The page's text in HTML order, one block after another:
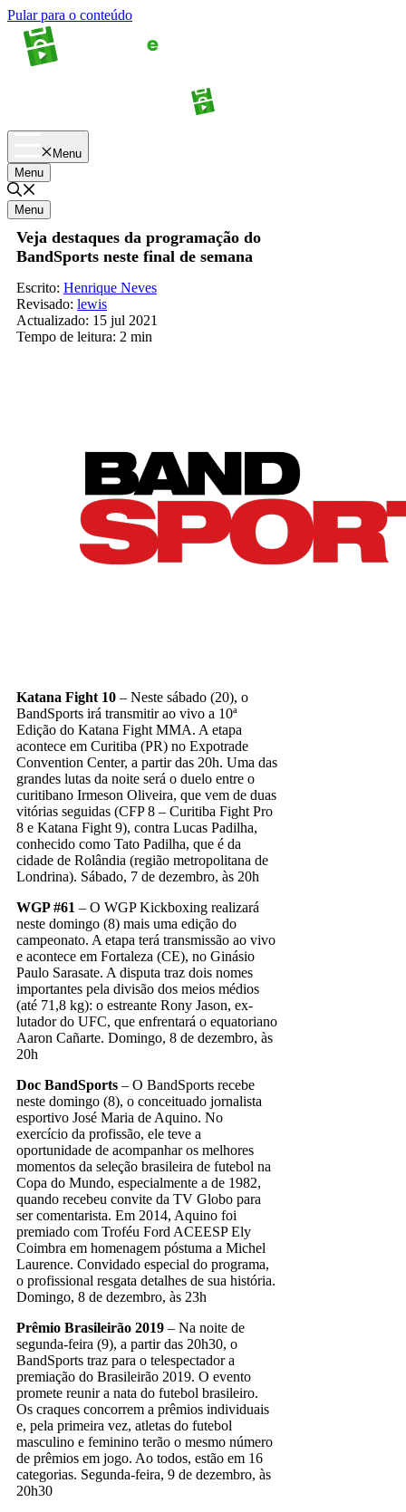
Pular para o conteúdo
Menu
Menu
Menu
Veja destaques da programação do
BandSports neste final de semana
Escrito: Henrique Neves
Revisado: lewis
Actualizado: 15 jul 2021
Tempo de leitura: 2 min
Katana Fight 10 – Neste sábado (20), o
BandSports irá transmitir ao vivo a 10ª
Edição do Katana Fight MMA. A etapa
acontece em Curitiba (PR) no Expotrade
Convention Center, a partir das 20h. Uma das
grandes lutas da noite será o duelo entre o
curitibano Irmeson Oliveira, que vem de duas
vitórias seguidas (CFP 8 – Curitiba Fight Pro
8 e Katana Fight 9), contra Lucas Padilha,
conhecido como Tato Padilha, que é da
cidade de Rolândia (região metropolitana de
Londrina). Sábado, 7 de dezembro, às 20h
WGP #61 – O WGP Kickboxing realizará
neste domingo (8) mais uma edição do
campeonato. A etapa terá transmissão ao vivo
e acontece em Fortaleza (CE), no Ginásio
Paulo Sarasate. A disputa traz dois nomes
importantes pela divisão dos meios médios
(até 71,8 kg): o estreante Rony Jason, ex-
lutador do UFC, que enfrentará o equatoriano
Aaron Cañarte. Domingo, 8 de dezembro, às
20h
Doc BandSports – O BandSports recebe
neste domingo (8), o conceituado jornalista
esportivo José Maria de Aquino. No
exercício da profissão, ele teve a
oportunidade de acompanhar os melhores
momentos da seleção brasileira de futebol na
Copa do Mundo, especialmente a de 1982,
quando recebeu convite da TV Globo para
ser comentarista. Em 2014, Aquino foi
premiado com Troféu Ford ACEESP Ely
Coimbra em homenagem póstuma a Michel
Laurence. Convidado especial do programa,
o profissional resgata detalhes de sua história.
Domingo, 8 de dezembro, às 23h
Prêmio Brasileirão 2019 – Na noite de
segunda-feira (9), a partir das 20h30, o
BandSports traz para o telespectador a
premiação do Brasileirão 2019. O evento
promete reunir a nata do futebol brasileiro.
Os craques concorrem a prêmios individuais
e, pela primeira vez, atletas do futebol
masculino e feminino terão o mesmo número
de prêmios em jogo. Ao todos, estão em 16
categorias. Segunda-feira, 9 de dezembro, às
20h30